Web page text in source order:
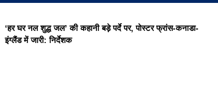
‘हर घर नल शुद्ध जल’ की कहानी बड़े पर्दे पर, पोस्टर फ्रांस-कनाडा-
इंग्लैंड में जारी: निर्देशक